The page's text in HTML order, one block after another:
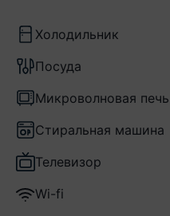
Холодильник
Посуда
Микроволновая печь
Стиральная машина
Телевизор
Wi-fi